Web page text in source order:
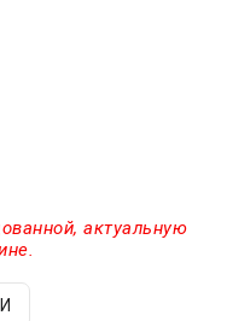
актуальную